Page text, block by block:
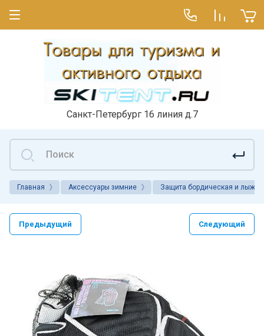
Санкт-Петербург 16 линия д.7
Главная Аксессуары зимние Защита бордическая и
Предыдущий Следующий